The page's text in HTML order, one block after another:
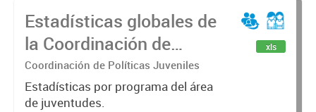
Estadísticas globales de
la Coordinación de
Políticas Juveniles
Coordinación de Políticas Juveniles
Estadísticas por programa del área
de juventudes.
xls